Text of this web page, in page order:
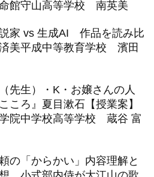
館守山高等学校 南英美
vs 生成AI 作品を読み比
美平成中等教育学校 濱田
生）・K・お嬢さんの人
ろ』夏目漱石【授業案】
院中学校高等学校 蔵谷 富
「からかい」内容理解と